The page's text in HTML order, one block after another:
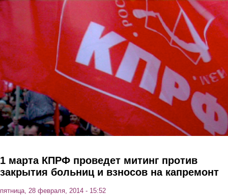
Перейти к основному содержанию
1 марта КПРФ проведет митинг против
закрытия больниц и взносов на капремонт
пятница, 28 февраля, 2014 - 15:52